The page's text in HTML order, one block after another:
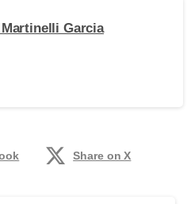
Garcia
Share on X